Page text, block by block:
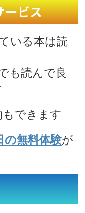
ービス
いる本は読
も読んで良
できます
の無料体験が